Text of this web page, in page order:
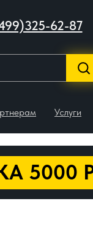
62-87
Услуги
5000